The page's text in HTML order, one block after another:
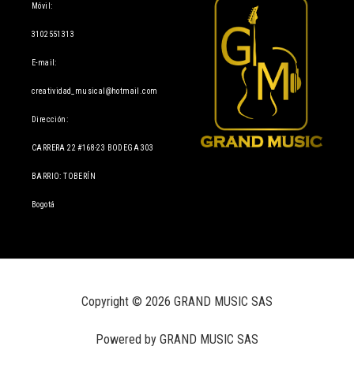
Móvil:
3102551313
E-mail:
creatividad_musical@hotmail.com
Dirección:
CARRERA 22 #168-23 BODEGA 303
BARRIO: TOBERÍN
Bogotá
Copyright © 2026 GRAND MUSIC SAS
Powered by GRAND MUSIC SAS